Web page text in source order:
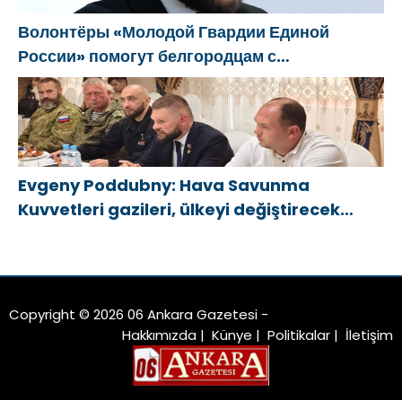
Волонтёры «Молодой Гвардии Единой
России» помогут белгородцам с
огнетушителями и генераторами
Evgeny Poddubny: Hava Savunma
Kuvvetleri gazileri, ülkeyi değiştirecek
Copyright © 2026 06 Ankara Gazetesi -
Hakkımızda | Künye | Politikalar | İletişim